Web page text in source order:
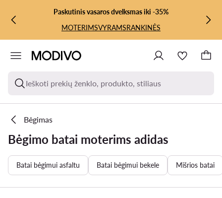
PEREITI PRIE PAGRINDINIO TURINIO
PEREITI Į PAIEŠKĄPaskutinis vasaros dvelksmas iki -35%
MOTERIMSVYRAMSRANKINĖS
Ieškoti prekių ženklo, produkto, stiliaus
Bėgimas
Bėgimo batai moterims adidas
Batai bėgimui asfaltu Batai bėgimui bekele Mišrios batai